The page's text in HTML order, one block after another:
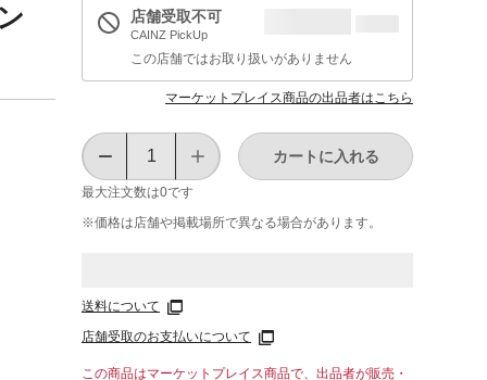
店舗受取不可
CAINZ PickUp
この店舗ではお取り扱いがありません
マーケットプレイス商品の出品者はこちら
最大注文数は0です
カートに入れる
※価格は​店舗や​掲載場所で​異なる​場合が​あります。
送料について
店舗受取のお支払いについて
この商品はマーケットプレイス商品で、出品者が販売・